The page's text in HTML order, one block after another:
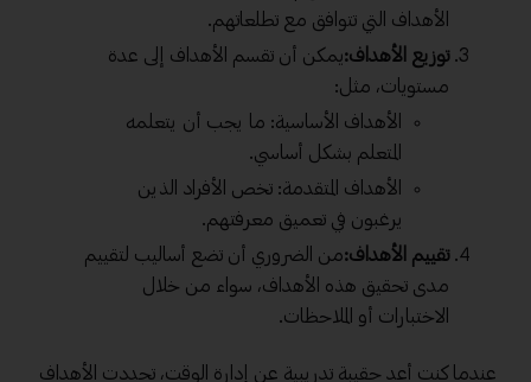
الأهداف التي تتوافق مع تطلعاتهم.
توزيع الأهداف:يمكن أن تقسم الأهداف إلى عدة
مستويات، مثل:
الأهداف الأساسية: ما يجب أن يتعلمه
المتعلم بشكل أساسي.
الأهداف المتقدمة: تخص الأفراد الذين
يرغبون في تعميق معرفتهم.
تقييم الأهداف:من الضروري أن تضع أساليب لتقييم
مدى تحقيق هذه الأهداف، سواء من خلال
الاختبارات أو الملاحظات.
عندما كنت أعد حقيبة تدريبية عن إدارة الوقت، تحددت الأهداف